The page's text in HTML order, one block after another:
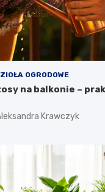
ZIOŁA OGRODOWE
na balkonie –
Krawczyk